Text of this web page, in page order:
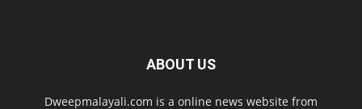
ABOUT US
Dweepmalayali.com is a online news website from